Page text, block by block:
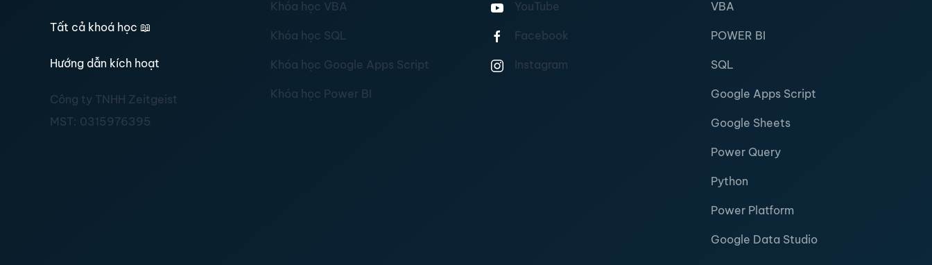
Tất cả khoá học 📖
Hướng dẫn kích hoạt
Công ty TNHH Zeitgeist
MST: 0315976395
Khóa học VBA
Khóa học SQL
Khóa học Google Apps Script
Khóa học Power BI
YouTube
Facebook
Instagram
VBA
POWER BI
SQL
Google Apps Script
Google Sheets
Power Query
Python
Power Platform
Google Data Studio